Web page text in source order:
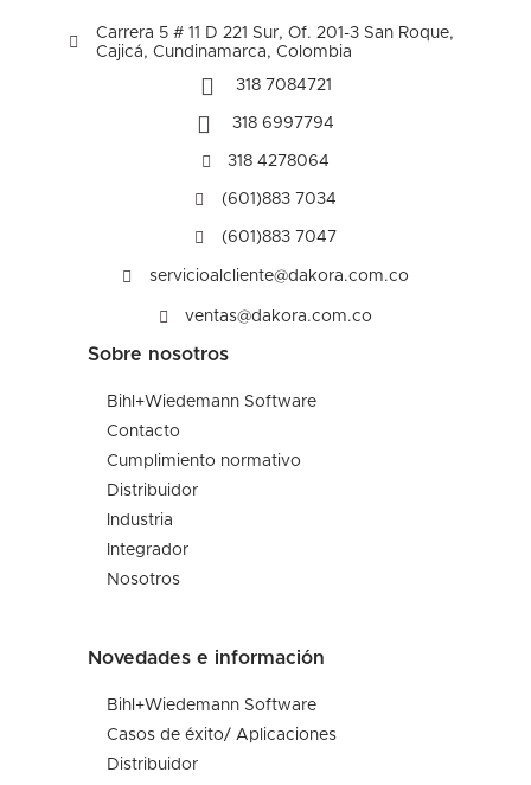
Carrera 5 # 11 D 221 Sur, Of. 201-3 San Roque,
Cajicá, Cundinamarca, Colombia
318 7084721
318 6997794
318 4278064
(601)883 7034
(601)883 7047
servicioalcliente@dakora.com.co
ventas@dakora.com.co
Sobre nosotros
Bihl+Wiedemann Software
Contacto
Cumplimiento normativo
Distribuidor
Industria
Integrador
Nosotros
Novedades e información
Bihl+Wiedemann Software
Casos de éxito/ Aplicaciones
Distribuidor